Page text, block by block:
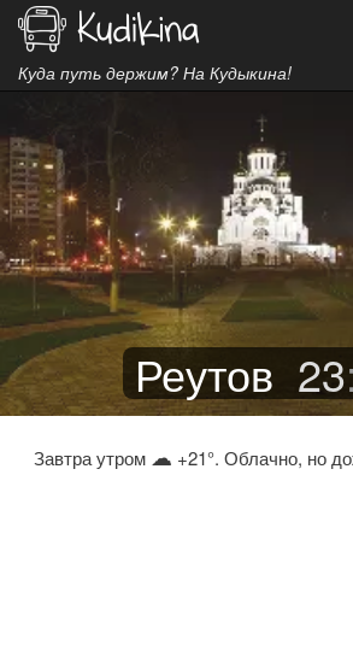
Куда путь держим? На Кудыкина!
Реутов 23:
Завтра утром ☁ +21°. Облачно, но